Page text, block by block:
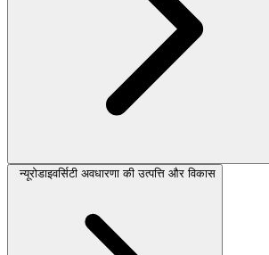
न्यूरोडाइवर्सिटी अवधारणा की उत्पत्ति और विकास